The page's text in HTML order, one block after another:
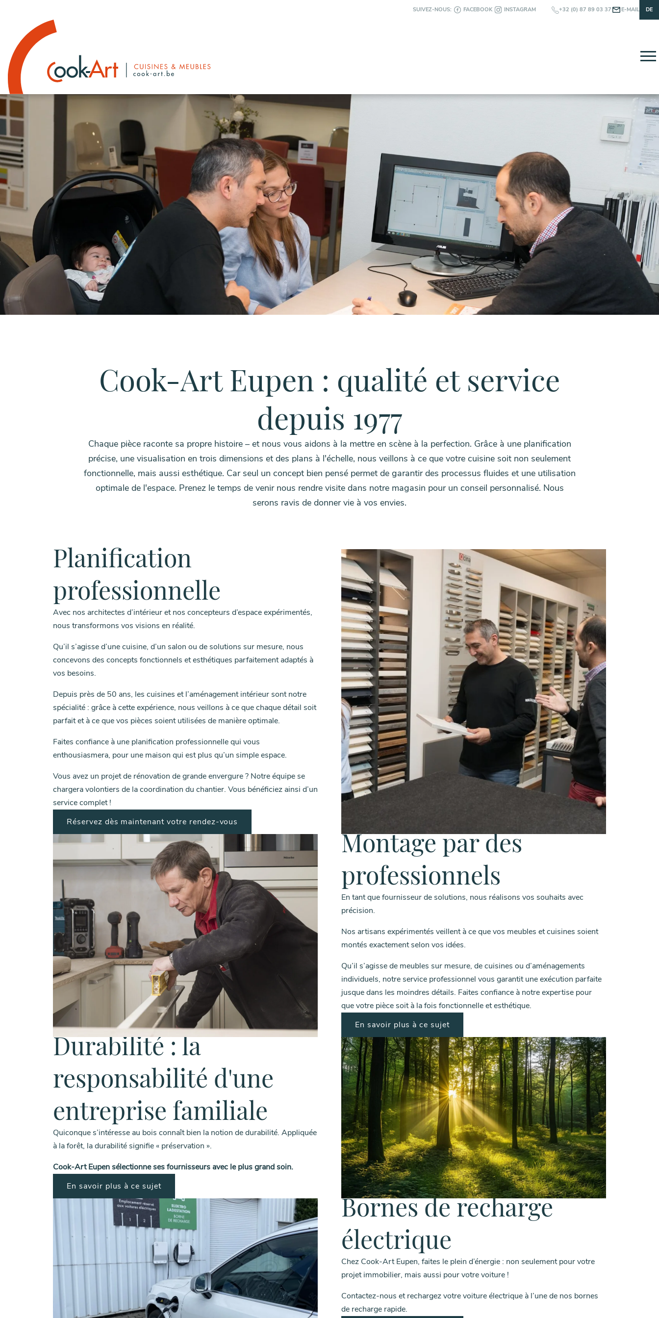
SUIVEZ-NOUS: FACEBOOK INSTAGRAM +32 (0) 87 89 03 37 E-MAIL DE
Cook-Art Eupen : qualité et service
depuis 1977
Chaque pièce raconte sa propre histoire – et nous vous aidons à la mettre en scène à la perfection. Grâce à une planification
précise, une visualisation en trois dimensions et des plans à l'échelle, nous veillons à ce que votre cuisine soit non seulement
fonctionnelle, mais aussi esthétique. Car seul un concept bien pensé permet de garantir des processus fluides et une utilisation
optimale de l'espace. Prenez le temps de venir nous rendre visite dans notre magasin pour un conseil personnalisé. Nous
serons ravis de donner vie à vos envies.
Planification
professionnelle
Avec nos architectes d’intérieur et nos concepteurs d’espace expérimentés,
nous transformons vos visions en réalité.
Qu’il s’agisse d’une cuisine, d’un salon ou de solutions sur mesure, nous
concevons des concepts fonctionnels et esthétiques parfaitement adaptés à
vos besoins.
Depuis près de 50 ans, les cuisines et l’aménagement intérieur sont notre
spécialité : grâce à cette expérience, nous veillons à ce que chaque détail soit
parfait et à ce que vos pièces soient utilisées de manière optimale.
Faites confiance à une planification professionnelle qui vous
enthousiasmera, pour une maison qui est plus qu’un simple espace.
Vous avez un projet de rénovation de grande envergure ? Notre équipe se
chargera volontiers de la coordination du chantier. Vous bénéficiez ainsi d’un
service complet !
Réservez dès maintenant votre rendez-vous
Montage par des
professionnels
En tant que fournisseur de solutions, nous réalisons vos souhaits avec
précision.
Nos artisans expérimentés veillent à ce que vos meubles et cuisines soient
montés exactement selon vos idées.
Qu’il s’agisse de meubles sur mesure, de cuisines ou d’aménagements
individuels, notre service professionnel vous garantit une exécution parfaite
jusque dans les moindres détails. Faites confiance à notre expertise pour
que votre pièce soit à la fois fonctionnelle et esthétique.
En savoir plus à ce sujet
Durabilité : la
responsabilité d'une
entreprise familiale
Quiconque s’intéresse au bois connaît bien la notion de durabilité. Appliquée
à la forêt, la durabilité signifie « préservation ».
Cook-Art Eupen sélectionne ses fournisseurs avec le plus grand soin.
En savoir plus à ce sujet
Bornes de recharge
électrique
Chez Cook-Art Eupen, faites le plein d’énergie : non seulement pour votre
projet immobilier, mais aussi pour votre voiture !
Contactez-nous et rechargez votre voiture électrique à l’une de nos bornes
de recharge rapide.